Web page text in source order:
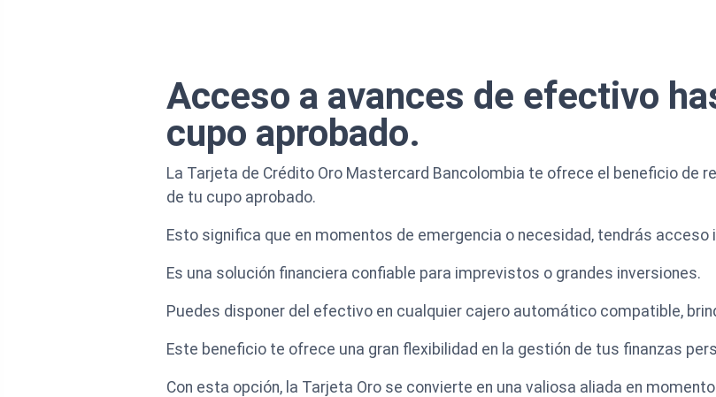
Acceso a avances de efectivo
cupo aprobado.
La Tarjeta de Crédito Oro Mastercard Bancolombia te ofrece el beneficio de
de tu cupo aprobado.
Esto significa que en momentos de emergencia o necesidad, tendrás
Es una solución financiera confiable para imprevistos o grandes inversiones.
Puedes disponer del efectivo en cualquier cajero automático compatible,
Este beneficio te ofrece una gran flexibilidad en la gestión de tus finanzas
Con esta opción, la Tarjeta Oro se convierte en una valiosa aliada en